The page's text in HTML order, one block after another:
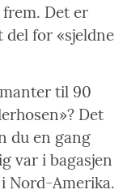
Det er
del for «sjeldne
til 90
Det
du en gang
var i bagasjen
Nord-Amerika.